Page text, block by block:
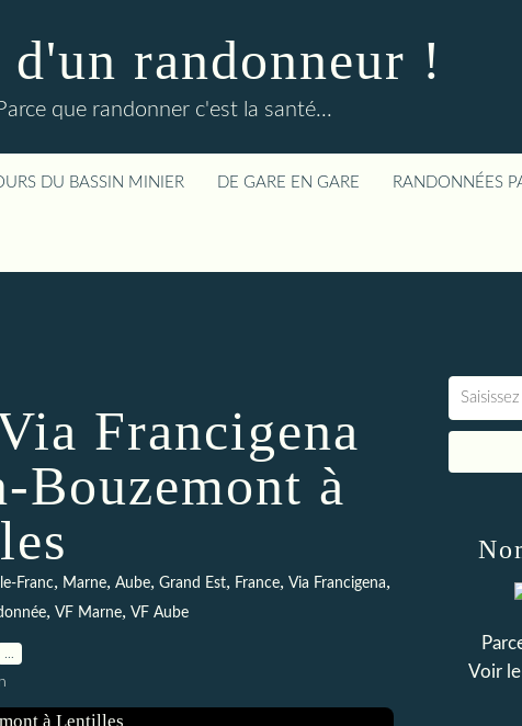
randonneur !
que randonner c'est la santé...
DU BASSIN MINIER DE GARE EN GARE RANDONNÉES
Francigena
Bouzemont à
Franc, Marne, Aube, Grand Est, France, Via Francigena,
, VF Marne, VF Aube
Voir